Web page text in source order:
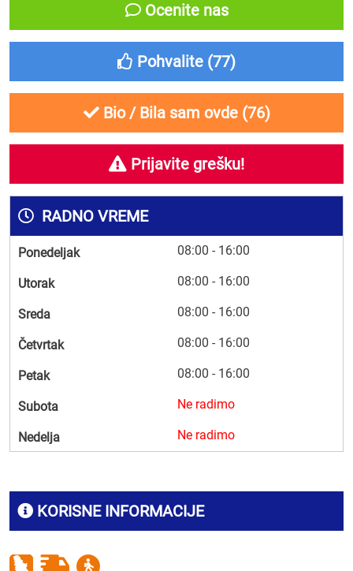
KORISNE INFORMACIJE
Ocenite nas
Pohvalite (77)
Bio / Bila sam ovde (76)
Prijavite grešku!
RADNO VREME
Ponedeljak 08:00 - 16:00
Utorak 08:00 - 16:00
Sreda 08:00 - 16:00
Četvrtak 08:00 - 16:00
Petak 08:00 - 16:00
Subota Ne radimo
Nedelja Ne radimo